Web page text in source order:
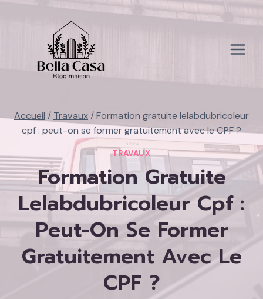
Accueil / Travaux /Formation gratuite lelabdubricoleur
cpf : peut-on se former gratuitement avec le CPF ?
TRAVAUX
Formation Gratuite
Lelabdubricoleur Cpf :
Peut-On Se Former
Gratuitement Avec Le
CPF ?